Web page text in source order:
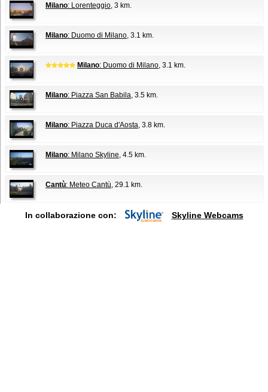
Milano: Lorenteggio , 3 km.
Milano: Duomo di Milano , 3.1 km.
Milano: Duomo di Milano , 3.1 km.
Milano: Piazza San Babila , 3.5 km.
Milano: Piazza Duca d'Aosta , 3.8 km.
Milano: Milano Skyline , 4.5 km.
Cantù: Meteo Cantù , 29.1 km.
In collaborazione con: Skyline Webcams